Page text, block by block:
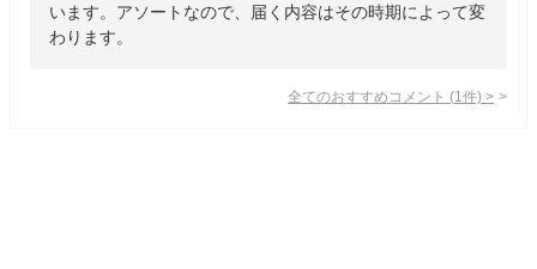
います。アソートなので、届く内容はその時期によって変
わります。
全てのおすすめコメント (1 件) >